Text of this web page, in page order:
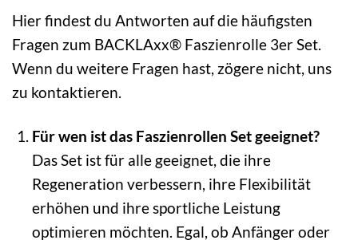
Hier findest du Antworten auf die häufigsten
Fragen zum BACKLAxx® Faszienrolle 3er Set.
Wenn du weitere Fragen hast, zögere nicht, uns
zu kontaktieren.
Für wen ist das Faszienrollen Set geeignet?
Das Set ist für alle geeignet, die ihre
Regeneration verbessern, ihre Flexibilität
erhöhen und ihre sportliche Leistung
optimieren möchten. Egal, ob Anfänger oder